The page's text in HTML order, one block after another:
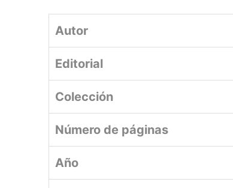
Autor
Editorial
Colección
Número de páginas
Año